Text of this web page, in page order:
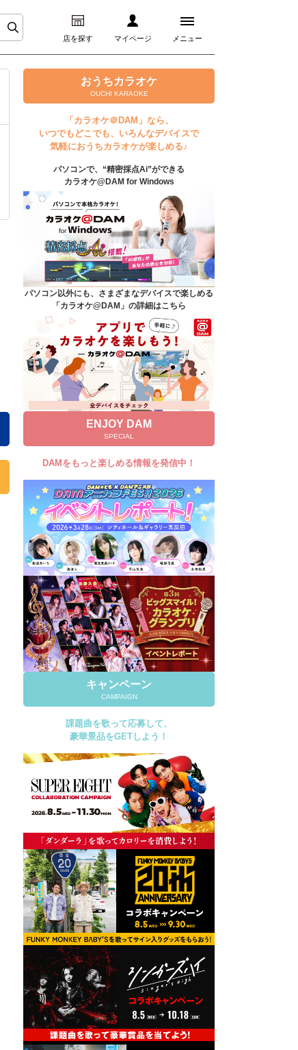
店を探す マイページ メニュー
ログイン
マイページ
プレミアムサービス
DAM★とも動画
DAM★とも録音
カラオケ＠DAM
ユーザー検索
キャンペーン
よくあるご質問
DAMの新曲・ランキングなど
カラオケ最新情報をチェック！
自宅でカラオケ歌い放題！
家族や友達と一緒に！練習にも！
おうちカラオケ
OUCHI KARAOKE
「カラオケ＠DAM」なら、
いつでもどこでも、いろんなデバイスで
気軽におうちカラオケが楽しめる♪
パソコンで、“精密採点Ai”ができる
カラオケ@DAM for Windows
パソコン以外にも、さまざまなデバイスで楽しめる
「カラオケ@DAM」の詳細はこちら
ENJOY DAM
SPECIAL
DAMをもっと楽しめる情報を発信中！
キャンペーン
CAMPAIGN
課題曲を歌って応募して、
豪華景品をGETしよう！